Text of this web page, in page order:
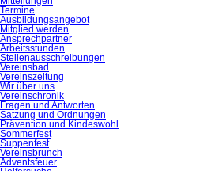
Termine
Ausbildungsangebot
Mitglied werden
Ansprechpartner
Arbeitsstunden
Stellenausschreibungen
Vereinsbad
Vereinszeitung
Wir über uns
Vereinschronik
Fragen und Antworten
Satzung und Ordnungen
Prävention und Kindeswohl
Sommerfest
Suppenfest
Vereinsbrunch
Adventsfeuer